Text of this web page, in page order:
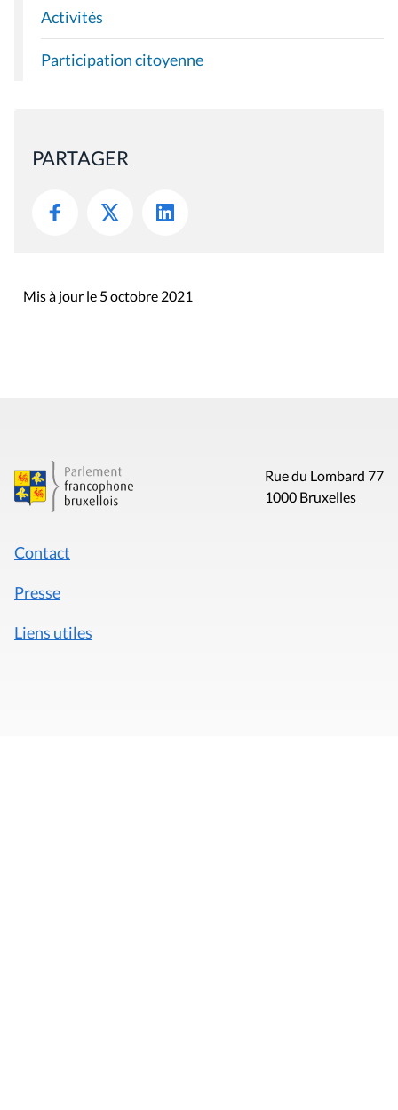
Activités
Participation citoyenne
PARTAGER
Mis à jour le 5 octobre 2021
Rue du Lombard 77
1000 Bruxelles
Contact
Presse
Liens utiles